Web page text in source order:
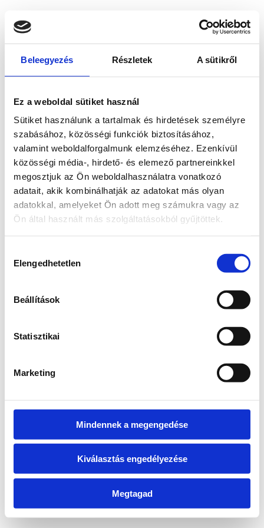
Beleegyezés Részletek A sütikről
Ez a weboldal sütiket használ
Sütiket használunk a tartalmak és hirdetések személyre
szabásához, közösségi funkciók biztosításához,
valamint weboldalforgalmunk elemzéséhez. Ezenkívül
közösségi média-, hirdető- és elemező partnereinkkel
megosztjuk az Ön weboldalhasználatra vonatkozó
adatait, akik kombinálhatják az adatokat más olyan
adatokkal, amelyeket Ön adott meg számukra vagy az
Ön által használt más szolgáltatásokból gyűjtöttek.
kiválasztása
Elengedhetetlen
Beállítások
Statisztikai
Marketing
Mindennek a megengedése
Kiválasztás engedélyezése
Megtagad
loadingwww.bicapp.hu
(see the browser console for more